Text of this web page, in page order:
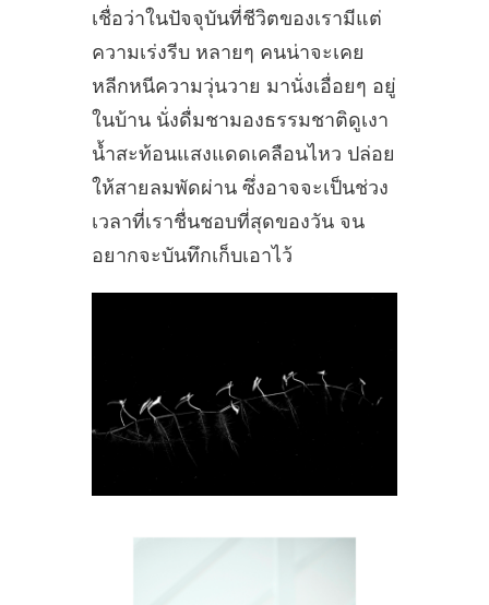
เชื่อว่าในปัจจุบันที่ชีวิตของเรามีแต่
ความเร่งรีบ หลายๆ คนน่าจะเคย
หลีกหนีความวุ่นวาย มานั่งเอื่อยๆ อยู่
ในบ้าน นั่งดื่มชามองธรรมชาติดูเงา
น้ำสะท้อนแสงแดดเคลือนไหว ปล่อย
ให้สายลมพัดผ่าน ซึ่งอาจจะเป็นช่วง
เวลาที่เราชื่นชอบที่สุดของวัน จน
อยากจะบันทึกเก็บเอาไว้